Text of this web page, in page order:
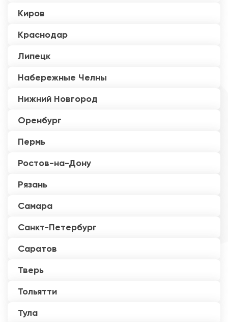
Киров
Краснодар
Липецк
Набережные Челны
Нижний Новгород
Оренбург
Пермь
Ростов-на-Дону
Рязань
Самара
Санкт-Петербург
Саратов
Тверь
Тольятти
Тула